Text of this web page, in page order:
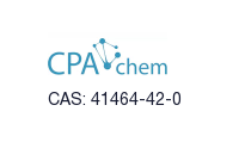
CAS: 41464-42-0